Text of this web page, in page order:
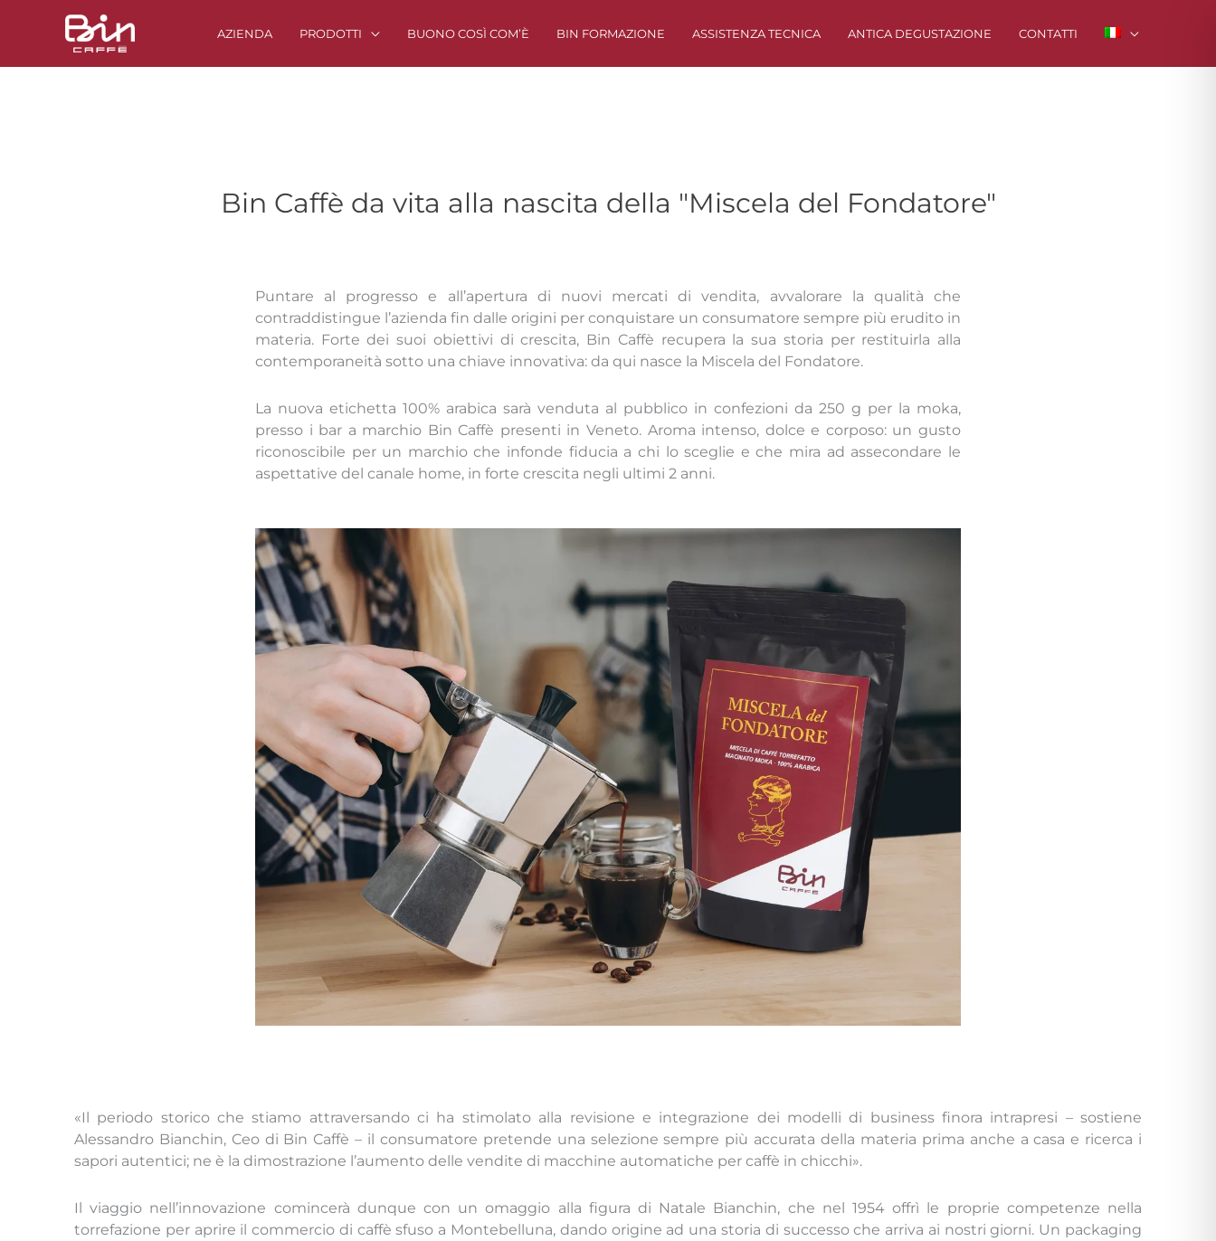
contenuto
AZIENDA PRODOTTI BUONO COSÌ COM’È BIN FORMAZIONE ASSISTENZA TECNICA ANTICA DEGUSTAZIONE CONTATTI
Bin Caffè da vita alla nascita della "Miscela del Fondatore"
Puntare al progresso e all’apertura di nuovi mercati di vendita, avvalorare la qualità che
contraddistingue l’azienda fin dalle origini per conquistare un consumatore sempre più erudito in
materia. Forte dei suoi obiettivi di crescita, Bin Caffè recupera la sua storia per restituirla alla
contemporaneità sotto una chiave innovativa: da qui nasce la Miscela del Fondatore.
La nuova etichetta 100% arabica sarà venduta al pubblico in confezioni da 250 g per la moka,
presso i bar a marchio Bin Caffè presenti in Veneto. Aroma intenso, dolce e corposo: un gusto
riconoscibile per un marchio che infonde fiducia a chi lo sceglie e che mira ad assecondare le
aspettative del canale home, in forte crescita negli ultimi 2 anni.
«Il periodo storico che stiamo attraversando ci ha stimolato alla revisione e integrazione dei modelli di business finora intrapresi – sostiene
Alessandro Bianchin, Ceo di Bin Caffè – il consumatore pretende una selezione sempre più accurata della materia prima anche a casa e ricerca i
sapori autentici; ne è la dimostrazione l’aumento delle vendite di macchine automatiche per caffè in chicchi».
Il viaggio nell’innovazione comincerà dunque con un omaggio alla figura di Natale Bianchin, che nel 1954 offrì le proprie competenze nella
torrefazione per aprire il commercio di caffè sfuso a Montebelluna, dando origine ad una storia di successo che arriva ai nostri giorni. Un packaging